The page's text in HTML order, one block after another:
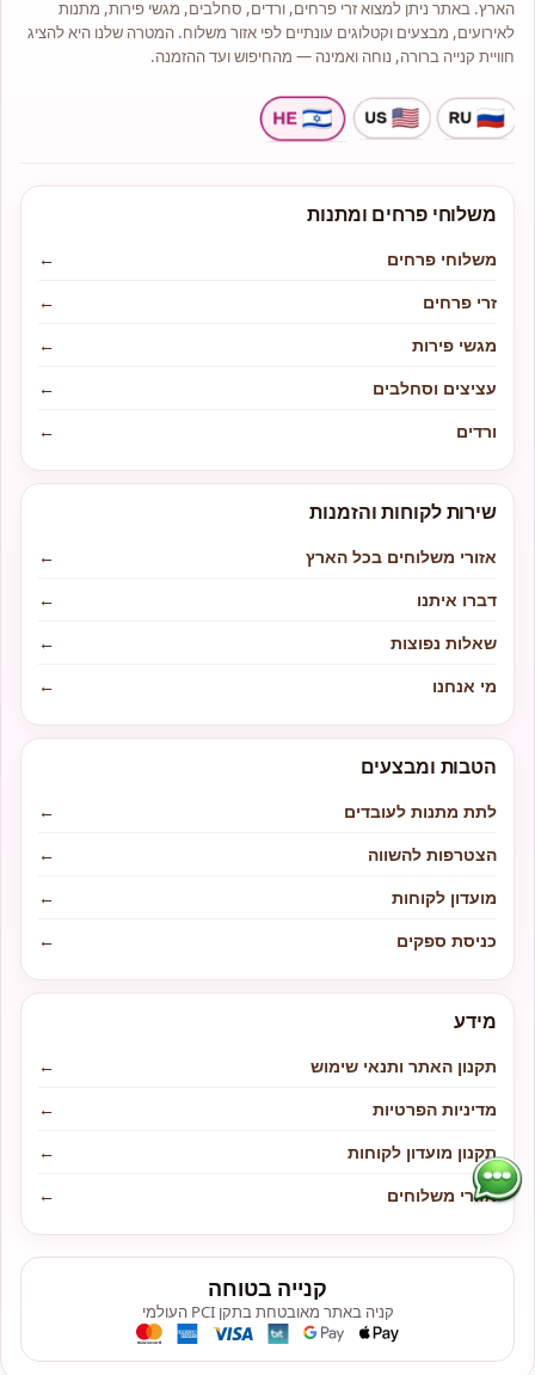
הארץ. באתר ניתן למצוא זרי פרחים, ורדים, סחלבים, מגשי פירות, מתנות
לאירועים, מבצעים וקטלוגים עונתיים לפי אזור משלוח. המטרה שלנו היא להציג
חוויית קנייה ברורה, נוחה ואמינה — מהחיפוש ועד ההזמנה.
משלוחי פרחים ומתנות
משלוחי פרחים
←
זרי פרחים
←
מגשי פירות
←
עציצים וסחלבים
←
ורדים
←
שירות לקוחות והזמנות
אזורי משלוחים בכל הארץ
←
דברו איתנו
←
שאלות נפוצות
←
מי אנחנו
←
הטבות ומבצעים
לתת מתנות לעובדים
←
הצטרפות להשווה
←
מועדון לקוחות
←
כניסת ספקים
←
מידע
תקנון האתר ותנאי שימוש
←
מדיניות הפרטיות
←
תקנון מועדון לקוחות
←
אזורי משלוחים
←
קנייה בטוחה
קניה באתר מאובטחת בתקן PCI העולמי